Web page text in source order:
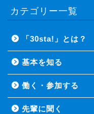
カテゴリー一覧
「30sta!」とは？
基本を知る
働く・参加する
先輩に聞く